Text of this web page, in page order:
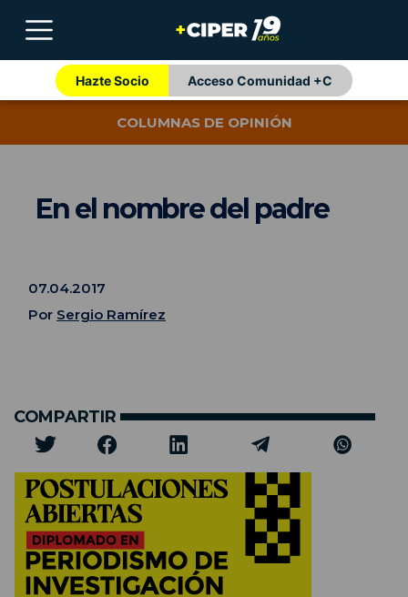
Hazte Socio Acceso Comunidad +C
COLUMNAS DE OPINIÓN
En el nombre del padre
07.04.2017
Por Sergio Ramírez
COMPARTIR